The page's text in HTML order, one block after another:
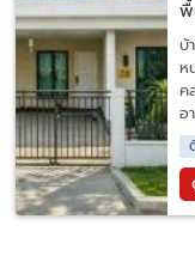
พื้
บ้
ห
ค
อ